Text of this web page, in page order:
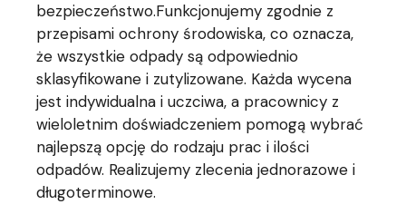
bezpieczeństwo.Funkcjonujemy zgodnie z
przepisami ochrony środowiska, co oznacza,
że wszystkie odpady są odpowiednio
sklasyfikowane i zutylizowane. Każda wycena
jest indywidualna i uczciwa, a pracownicy z
wieloletnim doświadczeniem pomogą wybrać
najlepszą opcję do rodzaju prac i ilości
odpadów. Realizujemy zlecenia jednorazowe i
długoterminowe.